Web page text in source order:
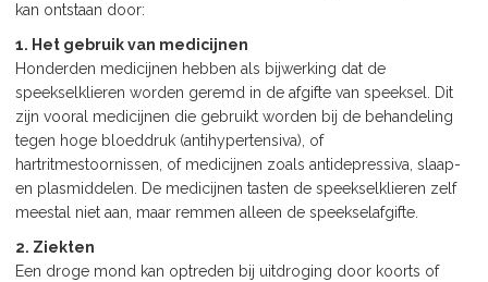
kan ontstaan door:
1. Het gebruik van medicijnen
Honderden medicijnen hebben als bijwerking dat de
speekselklieren worden geremd in de afgifte van speeksel. Dit
zijn vooral medicijnen die gebruikt worden bij de behandeling
tegen hoge bloeddruk (antihypertensiva), of
hartritmestoornissen, of medicijnen zoals antidepressiva, slaap-
en plasmiddelen. De medicijnen tasten de speekselklieren zelf
meestal niet aan, maar remmen alleen de speekselafgifte.
2. Ziekten
Een droge mond kan optreden bij uitdroging door koorts of